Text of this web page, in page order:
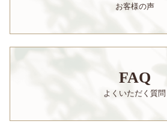
お客様の声
FAQ
よくいただく質問